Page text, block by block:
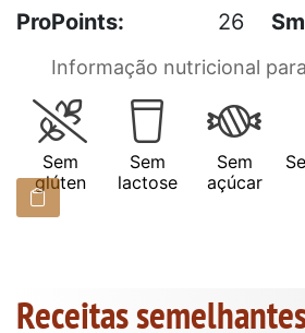
ProPoints:
26
Informação nutricional
Sem
glúten
Sem
lactose
Sem
açúcar
Receitas